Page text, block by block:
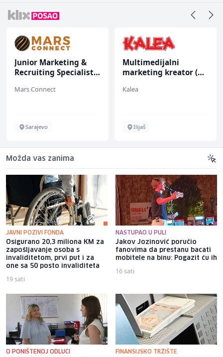
Junior Marketing &
Recruiting Specialist
Mars Connect
Sarajevo
Multimedijalni
marketing kreator (m/
Kalea
Ilijaš
Možda vas zanima
JAVNI POZIVI FONDA
Osigurano 20,3 miliona KM za
zapošljavanje osoba s
invaliditetom, prvi put i za
one sa 50 posto invaliditeta
19 sati
NASTUPAO U PULI
Jakov Jozinović poručio
fanovima da prestanu bacati
mobitele na binu: Pogazit ću ih
16 sati
O PONIŠTENOJ ODLUCI FINANSIJSKO TRŽIŠTE